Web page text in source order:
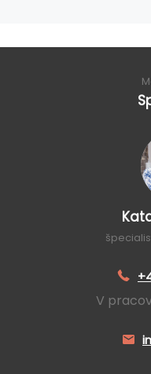
V